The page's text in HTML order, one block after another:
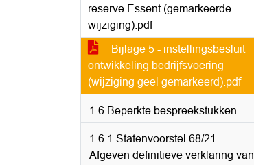
reserve Essent (gemarkeerde
wijziging).pdf
Bijlage 5 - instellingsbesluit
ontwikkeling bedrijfsvoering
(wijziging geel gemarkeerd).pdf
1.6 Beperkte bespreekstukken
1.6.1 Statenvoorstel 68/21
Afgeven definitieve verklaring van